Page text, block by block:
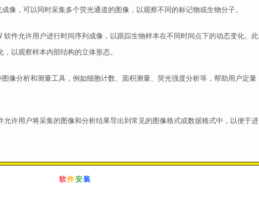
像，可以同时采集多个荧光通道的图像，以观察不同的标记物或生物分子。
件允许用户进行时间序列成像，以跟踪生物样本在不同时间点下的动态变化。此
以观察样本内部结构的立体形态。
像分析和测量工具，例如细胞计数、面积测量、荧光强度分析等，帮助用户定量
许用户将采集的图像和分析结果导出到常见的图像格式或数据格式中，以便于进
软件安装